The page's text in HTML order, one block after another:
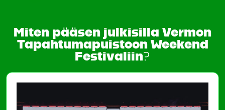
Miten pääsen julkisilla Vermon
Tapahtumapuistoon Weekend
Festivaliin?